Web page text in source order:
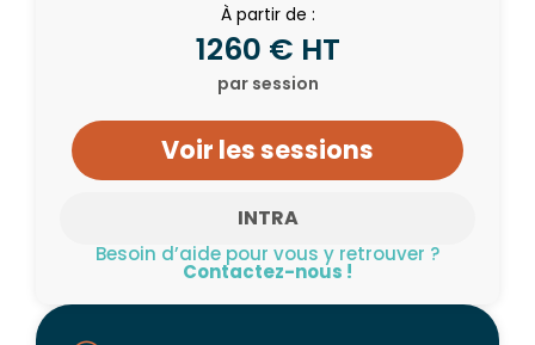
INTRA
À partir de :
1260 € HT
par session
Voir les sessions
Besoin d’aide pour vous y retrouver ?
Contactez-nous !